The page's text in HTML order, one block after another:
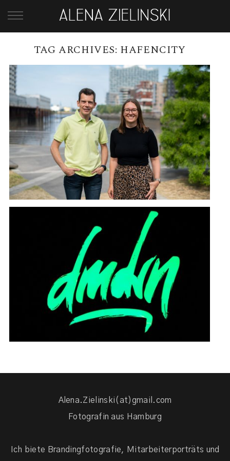
TAG ARCHIVES: HAFENCITY
BUSINESSFOTOS FÜR ONMACON
GMBH
READ MORE →
PORTRAITS FÜR DEMODERN
GMBH
READ MORE →
Alena.Zielinski(at)gmail.com
Fotografin aus Hamburg
Ich biete Brandingfotografie, Mitarbeiterporträts und